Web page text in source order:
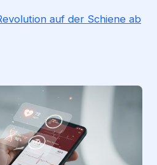
auf der Schiene ab